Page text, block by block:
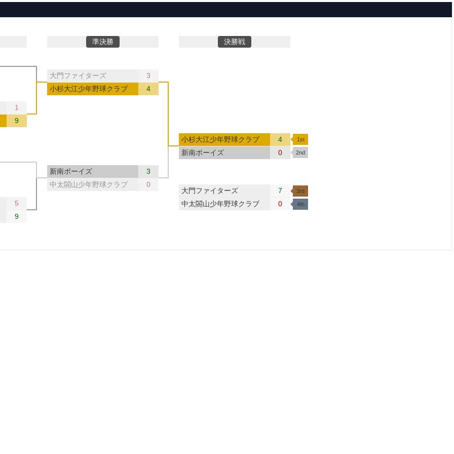
準決勝 決勝戦
1
9
5
9
大門ファイターズ
3
小杉大江少年野球クラブ
4
新南ボーイズ
3
中太閤山少年野球クラブ
0
小杉大江少年野球クラブ
4
新南ボーイズ
0
大門ファイターズ
7
中太閤山少年野球クラブ
0